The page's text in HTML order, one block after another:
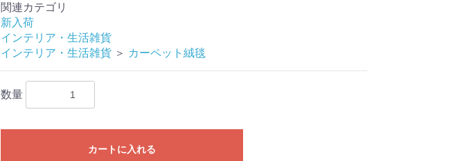
関連カテゴリ
新入荷
インテリア・生活雑貨
インテリア・生活雑貨 ＞ カーペット絨毯
数量
カートに入れる